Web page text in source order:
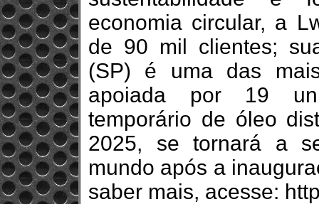
economia circular, a
de 90 mil clientes;
(SP) é uma das
apoiada por 19
temporário de óleo
2025, se tornará a
mundo após a
saber mais, acesse: